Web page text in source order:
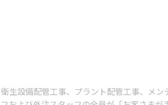
設備配管工事、プラント配管工事、メン